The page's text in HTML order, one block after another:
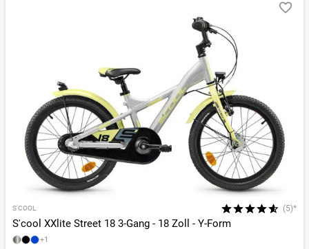
S'COOL (5)*
S'cool XXlite Street 18 3-Gang - 18 Zoll - Y-Form
+1